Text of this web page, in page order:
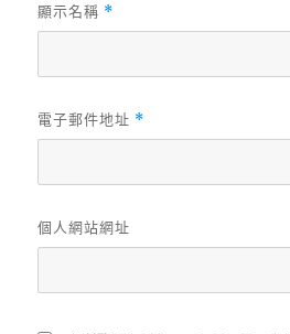
顯示名稱 *
電子郵件地址 *
個人網站網址